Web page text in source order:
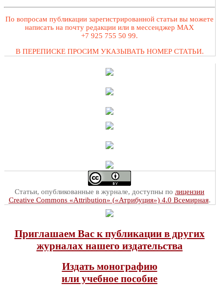
По вопросам публикации зарегистрированной статьи вы можете
написать на почту редакции или в мессенджер MAX
+7 925 755 50 99.
В ПЕРЕПИСКЕ ПРОСИМ УКАЗЫВАТЬ НОМЕР СТАТЬИ.
Статьи, опубликованные в журнале, доступны по лицензии
Creative Commons «Attribution» («Атрибуция») 4.0 Всемирная.
Приглашаем Вас к публикации в других
журналах нашего издательства
Издать монографию
или учебное пособие